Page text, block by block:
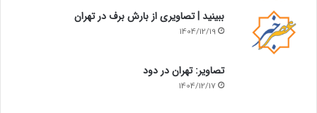
ببینید | تصاویری از بارش برف در تهران
1404/12/19
تصاویر: تهران در دود
1404/12/17